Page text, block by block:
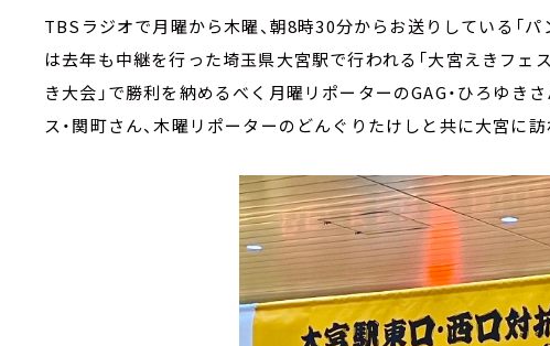
TBSラジオで月曜から木曜、朝8時30分からお送りしている「パ
は去年も中継を行った埼玉県大宮駅で行われる「大宮えきフェス
き大会」で勝利を納めるべく月曜リポーターのGAG・ひろゆき
ス・関町さん、木曜リポーターのどんぐりたけしと共に大宮に訪